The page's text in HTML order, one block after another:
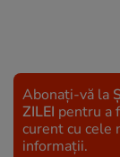
Abonați-vă la
ZILEI pentru a
curent cu cele
informații.